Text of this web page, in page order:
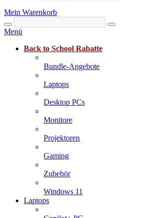
Mein Warenkorb
Menü
Back to School Rabatte
Bundle-Angebote
Laptops
Desktop PCs
Monitore
Projektoren
Gaming
Zubehör
Windows 11
Laptops